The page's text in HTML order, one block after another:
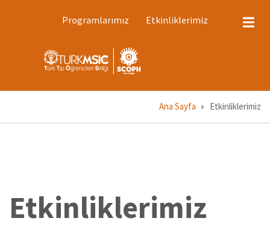
Programlarımız Etkinliklerimiz
Ana Sayfa Etkinliklerimiz
Etkinliklerimiz